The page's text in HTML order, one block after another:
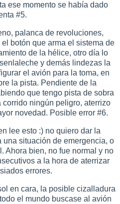
ese momento se había dado
#5.
palanca de revoluciones,
botón que arma el sistema de
de la hélice, otro día lo
y demás lindezas la
el avión para la toma, en
la pista. Pendiente de la
que tengo pista de sobra
ningún peligro, aterrizo
novedad. Posible error #6.
lee esto :) no quiero dar la
una situación de emergencia, o
Ahora bien, no fue normal y no
a la hora de aterrizar
errores.
en cara, la posible cizalladura
el mundo buscase al avión